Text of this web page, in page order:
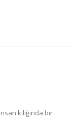
kılığında bir